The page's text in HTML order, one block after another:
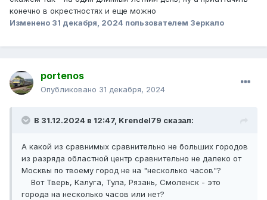
конечно в окрестностях и еще можно
Изменено 31 декабря, 2024 пользователем Зеркало
portenos
Опубликовано 31 декабря, 2024
В 31.12.2024 в 12:47, Krendel79 сказал:
А какой из сравнимых сравнительно не больших городов
из разряда областной центр сравнительно не далеко от
Москвы по твоему город не на "несколько часов"?
Вот Тверь, Калуга, Тула, Рязань, Смоленск - это
города на несколько часов или нет?